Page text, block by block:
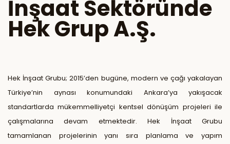
İnşaat Sektöründe
Hek Grup A.Ş.
Hek İnşaat Grubu; 2015’den bugüne, modern ve çağı yakalayan
Türkiye’nin aynası konumundaki Ankara’ya yakışacak
standartlarda mükemmelliyetçi kentsel dönüşüm projeleri ile
çalışmalarına devam etmektedir. Hek İnşaat Grubu
tamamlanan projelerinin yanı sıra planlama ve yapım